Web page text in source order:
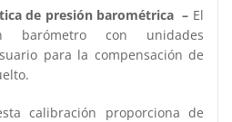
de presión barométrica – El
barómetro con unidades
para la compensación de
calibración proporciona de